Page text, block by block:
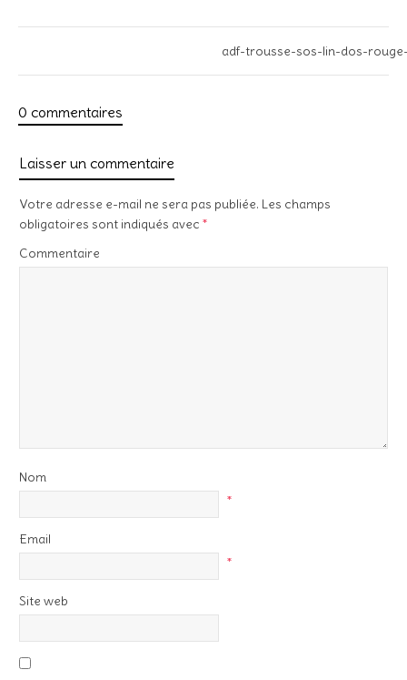
adf-trousse-sos-lin-dos-
0 commentaires
Laisser un commentaire
Votre adresse e-mail ne sera pas publiée. Les champs
obligatoires sont indiqués avec *
Commentaire
Nom
*
Email
*
Site web